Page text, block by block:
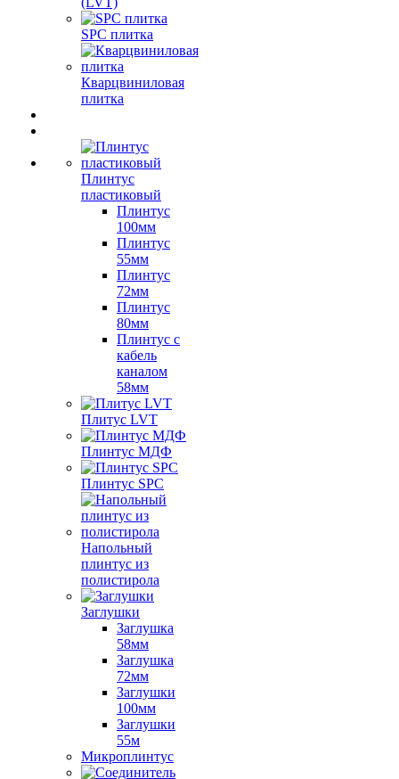
SPC плитка
Кварцвиниловая
плитка
Плинтус
пластиковый
Плинтус
100мм
Плинтус
55мм
Плинтус
72мм
Плинтус
80мм
Плинтус с
кабель
каналом
58мм
Плитус LVT
Плинтус МДФ
Плинтус SPC
Напольный
плинтус из
полистирола
Заглушки
Заглушка
58мм
Заглушка
72мм
Заглушки
100мм
Заглушки
55м
Микроплинтус